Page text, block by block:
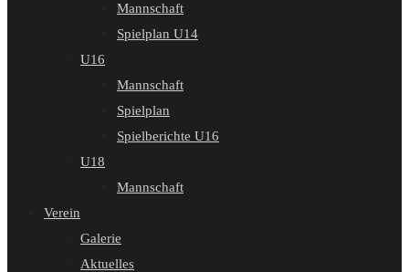
Mannschaft
Spielplan U14
U16
Mannschaft
Spielplan
Spielberichte U16
U18
Mannschaft
Verein
Galerie
Aktuelles